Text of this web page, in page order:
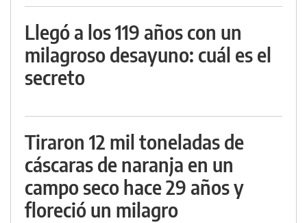
Llegó a los 119 años con un
milagroso desayuno: cuál es el
secreto
Tiraron 12 mil toneladas de
cáscaras de naranja en un
campo seco hace 29 años y
floreció un milagro